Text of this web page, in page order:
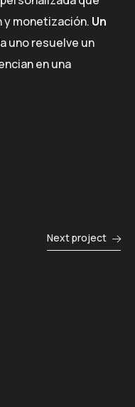
monetización. Un
uno resuelve un
en una
Next project